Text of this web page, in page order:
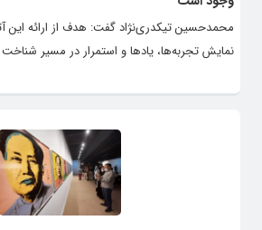
محمدحسین تیکدری‌نژاد گفت: هدف از ارائه این
نمایش تجربه‌ها، یادها و استمرار در مسیر